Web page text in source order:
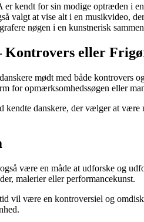
er kendt for sin modige optræden i
valgt at vise alt i en musikvideo,
nøgen i en kunstnerisk
Kontrovers eller
mødt med både
for opmærksomhedssøgen eller
kendte danskere, der vælger at
være en måde at udforske og
malerier eller performancekunst.
vil være en kontroversiel og